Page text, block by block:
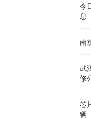
今
息
南
武
修
芯
辆